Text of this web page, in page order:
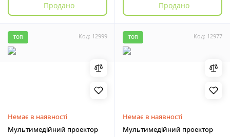
Продано Продано
Код: 12999
ТОП
Немає в наявності
Мультимедійний проектор
Код: 12977
ТОП
Немає в наявності
Мультимедійний проектор